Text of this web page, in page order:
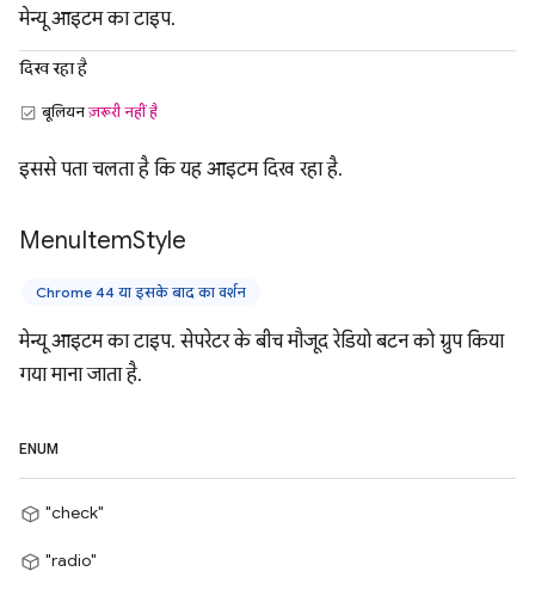
मेन्यू आइटम का टाइप.
दिख रहा है
बूलियनज़रूरी नहीं है
इससे पता चलता है कि यह आइटम दिख रहा है.
MenuItemStyle
Chrome 44 या इसके बाद का वर्शन
मेन्यू आइटम का टाइप. सेपरेटर के बीच मौजूद रेडियो बटन को ग्रुप किया
गया माना जाता है.
ENUM
"check"
"radio"